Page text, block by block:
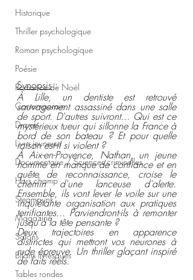
Historique
Thriller psychologique
Roman psychologique
Poésie
Romance de Noël
Contemporain
Drame
Livre jeunesse
Documentaire / Sciences criminelles
Hors champ
Steampunk
Magazine
Salons
Bilans livresques
Tables rondes
Synopsis :
À Lille, un dentiste est retrouvé
sauvagement assassiné dans une salle
de sport. D'autres suivront... Qui est ce
mystérieux tueur qui sillonne la France à
bord de son bateau ? Et pour quelle
raison est-il si violent ?
À Aix-en-Provence, Nathan, un jeune
homme en manque de confiance et en
quête de reconnaissance, croise le
chemin d'une lanceuse d'alerte.
Ensemble, ils vont lever le voile sur une
inquiétante organisation aux pratiques
terrifiantes... Parviendront-ils à remonter
jusqu'à la tête pensante ?
Deux trajectoires en apparence
distinctes qui mettront vos neurones à
rude épreuve. Un thriller glaçant inspiré
de faits réels.